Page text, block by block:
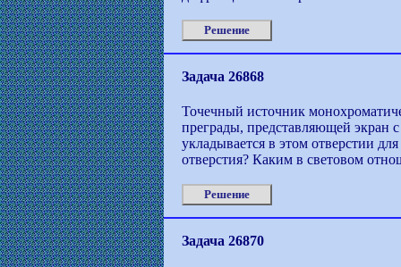
Решение
Задача 26868
Точечный источник
преграды, представляющей экран
укладывается в этом отверстии
отверстия? Каким в световом
Решение
Задача 26870